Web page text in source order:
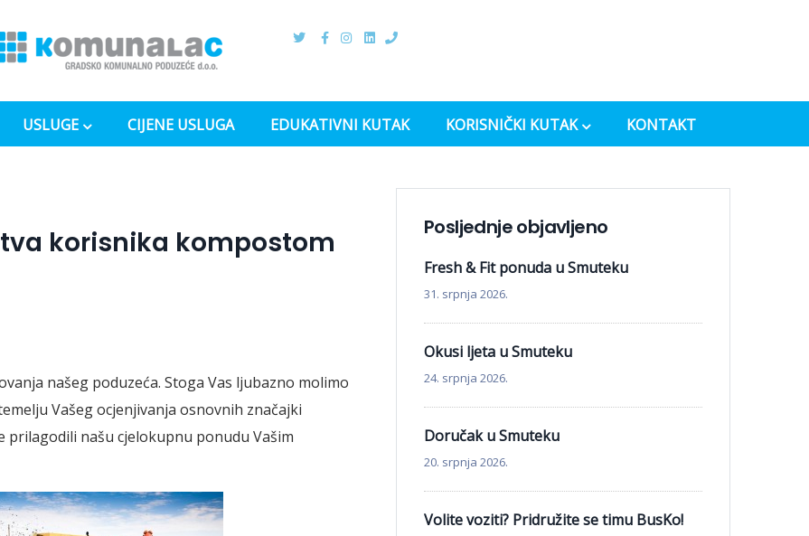
USLUGE CIJENE USLUGA EDUKATIVNI KUTAK KORISNIČKI KUTAK KONTAKT
korisnika kompostom
našeg poduzeća. Stoga Vas ljubazno molimo
Vašeg ocjenjivanja osnovnih značajki
našu cjelokupnu ponudu Vašim
Posljednje objavljeno
Fresh & Fit ponuda u Smuteku
31. srpnja 2026.
Okusi ljeta u Smuteku
24. srpnja 2026.
Doručak u Smuteku
20. srpnja 2026.
Volite voziti? Pridružite se timu BusKo!